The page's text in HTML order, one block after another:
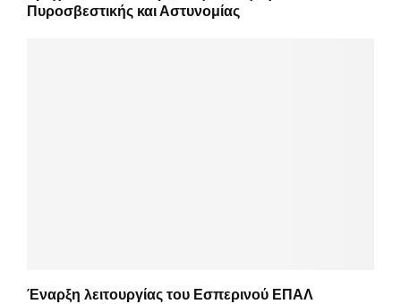
Πυροσβεστικής και Αστυνομίας
Έναρξη λειτουργίας του Εσπερινού ΕΠΑΛ